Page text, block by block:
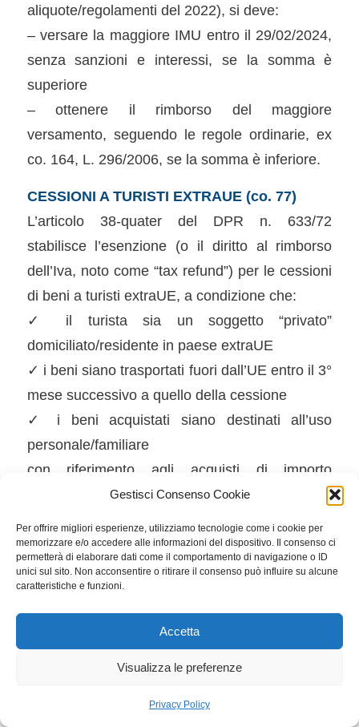
Gestisci Consenso Cookie
Per offrire migliori esperienze, utilizziamo tecnologie come i cookie per
memorizzare e/o accedere alle informazioni del dispositivo. Il consenso ci
permetterà di elaborare dati come il comportamento di navigazione o ID
unici sul sito. Non acconsentire o ritirare il consenso può influire su alcune
caratteristiche e funzioni.
Accetta
Visualizza le preferenze
Privacy Policy
aliquote/regolamenti del 2022), si deve:
– versare la maggiore IMU entro il 29/02/2024,
senza sanzioni e interessi, se la somma è
superiore
– ottenere il rimborso del maggiore
versamento, seguendo le regole ordinarie, ex
co. 164, L. 296/2006, se la somma è inferiore.
CESSIONI A TURISTI EXTRAUE (co. 77)
L’articolo 38-quater del DPR n. 633/72
stabilisce l’esenzione (o il diritto al rimborso
dell’Iva, noto come “tax refund”) per le cessioni
di beni a turisti extraUE, a condizione che:
✓ il turista sia un soggetto “privato”
domiciliato/residente in paese extraUE
✓ i beni siano trasportati fuori dall’UE entro il 3°
mese successivo a quello della cessione
✓ i beni acquistati siano destinati all’uso
personale/familiare
con riferimento agli acquisti di importo
complessivo superiore a €154,94 (IVA
viene ridotto a €70,00.
ROTTAMAZIONE DEL MAGAZZINO (co. 78-
Gli esercenti attività d’impresa che non
(con esistenze iniziali al 1/01/2023, per le